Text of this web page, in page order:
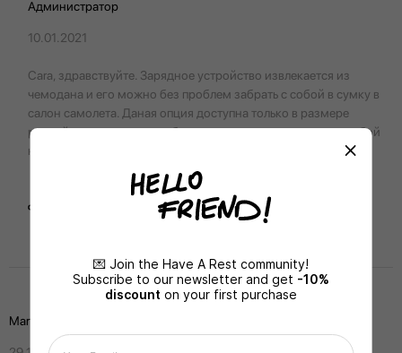
Администратор
10.01.2021
Cara, здравствуйте. Зарядное устройство извлекается из
чемодана и его можно без проблем забрать с собой в сумку в
салон самолета. Даная опция доступна только в размере
ручной клади, которая забирается путешественником с собой
на борт самолета.
Marta
💌 Join the Have A Rest community!
Subscribe to our newsletter and get -10%
discount on your first purchase